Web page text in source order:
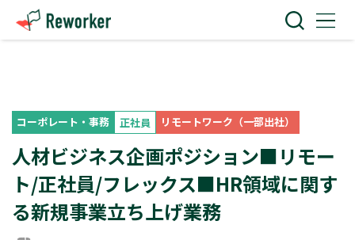
コーポレート・事務 正社員 リモートワーク（一部出社）
人材ビジネス企画ポジション■リモー
ト/正社員/フレックス■HR領域に関す
る新規事業立ち上げ業務